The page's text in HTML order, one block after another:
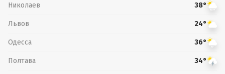
Николаев 38°
Львов 24°
Одесса 36°
Полтава 34°